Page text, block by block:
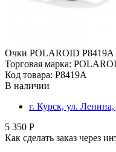
Очки POLAROID P8419A
Торговая марка:
Код товара: P8419A
В наличии
г. Курск, ул.
5 350 Р
Как сделать заказ через